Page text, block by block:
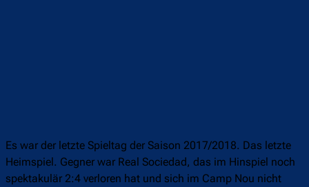
Es war der letzte Spieltag der Saison 2017/2018. Das letzte
Heimspiel. Gegner war Real Sociedad, das im Hinspiel noch
spektakulär 2:4 verloren hat und sich im Camp Nou nicht